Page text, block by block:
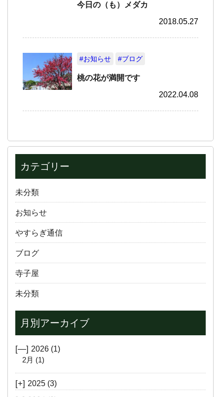
今日の（も）メダカ
2018.05.27
#お知らせ #ブログ
桃の花が満開です
2022.04.08
カテゴリー
未分類
お知らせ
やすらぎ通信
ブログ
寺子屋
未分類
月別アーカイブ
[—] 2026 (1)
2月 (1)
[+] 2025 (3)